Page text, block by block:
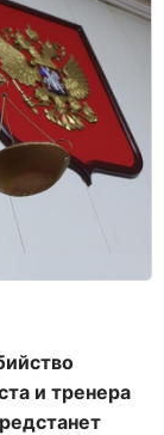
и тренера